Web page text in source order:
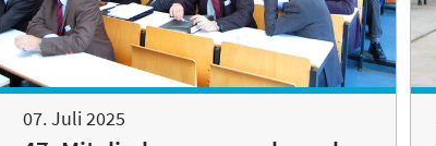
07. Juli 2025